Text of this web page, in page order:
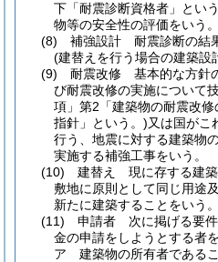
下「耐震診断資格者」とい
物等の安全性の評価をいう。
(8)
補強設計 耐震診断の結
(建替えを行う場合の建築設
(9)
耐震改修 基本的な方針
び耐震改修の実施について
項」第2「建築物の耐震改修
指針」という。)又は国がこ
行う、地震に対する建築物
実施する補強工事をいう。
(10)
建替え 現に存する建
敷地に原則として同じ用途
新たに建築することをいう。
(11)
申請者 次に掲げる要件
金の申請をしようとする者を
ア
建築物の所有者であるこ